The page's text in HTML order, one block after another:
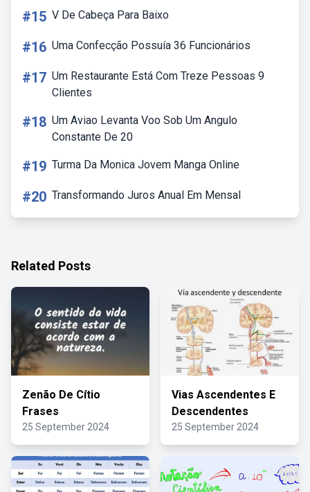
#15 V De Cabeça Para Baixo
#16 Uma Confecção Possuía 36 Funcionários
#17 Um Restaurante Está Com Treze Pessoas 9
Clientes
#18 Um Aviao Levanta Voo Sob Um Angulo
Constante De 20
#19 Turma Da Monica Jovem Manga Online
#20 Transformando Juros Anual Em Mensal
Related Posts
Zenão De Cítio
Frases
25 September 2024
Vias Ascendentes E
Descendentes
25 September 2024